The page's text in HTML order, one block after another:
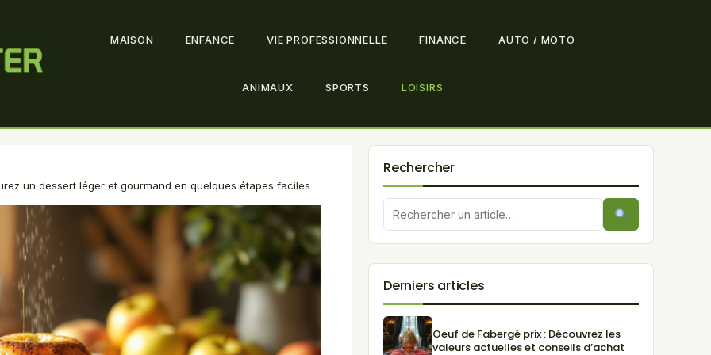
MAISON ENFANCE VIE PROFESSIONNELLE FINANCE AUTO / MOTO
ANIMAUX SPORTS LOISIRS
un dessert léger et gourmand en quelques étapes faciles
Rechercher
Derniers articles
Oeuf de Fabergé prix : Découvrez les
valeurs actuelles et conseils d’achat